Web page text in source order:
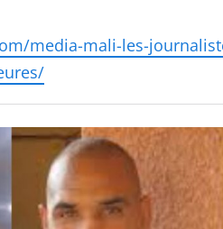
media-mali-les-